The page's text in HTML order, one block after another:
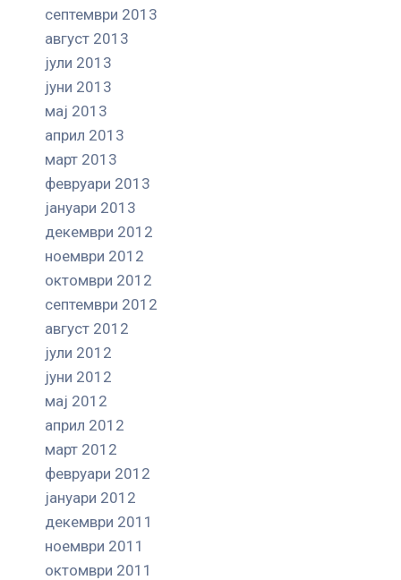
септември 2013
август 2013
јули 2013
јуни 2013
мај 2013
април 2013
март 2013
февруари 2013
јануари 2013
декември 2012
ноември 2012
октомври 2012
септември 2012
август 2012
јули 2012
јуни 2012
мај 2012
април 2012
март 2012
февруари 2012
јануари 2012
декември 2011
ноември 2011
октомври 2011